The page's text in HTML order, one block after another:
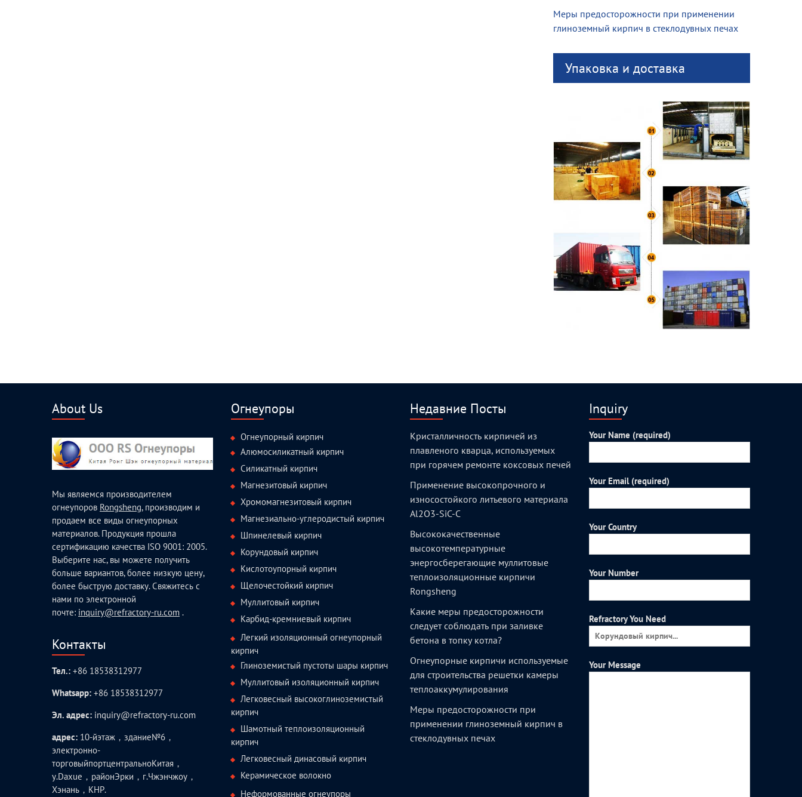
Меры предосторожности при применении
глиноземный кирпич в стеклодувных печах
Упаковка и доставка
About Us
Мы являемся производителем
огнеупоров Rongsheng, производим и
продаем все виды огнеупорных
материалов. Продукция прошла
сертификацию качества ISO 9001: 2005.
Выберите нас, вы можете получить
больше вариантов, более низкую цену,
более быструю доставку. Свяжитесь с
нами по электронной
почте: inquiry@refractory-ru.com .
Контакты
Тел.: +86 18538312977
Whatsapp: +86 18538312977
Эл. адрес: inquiry@refractory-ru.com
адрес: 10-йэтаж，здание№6，
электронно-
торговыйпортцентральноКитая，
у.Daxue，районЭрки，г.Чжэнчжоу，
Хэнань，КНР.
Огнеупоры
Огнеупорный кирпич
Алюмосиликатный кирпич
Силикатный кирпич
Магнезитовый кирпич
Хромомагнезитовый кирпич
Магнезиально-углеродистый кирпич
Шпинелевый кирпич
Корундовый кирпич
Кислотоупорный кирпич
Щелочестойкий кирпич
Муллитовый кирпич
Карбид-кремниевый кирпич
Легкий изоляционный огнеупорный
кирпич
Глиноземистый пустоты шары кирпич
Муллитовый изоляционный кирпич
Легковесный высокоглиноземистый
кирпич
Шамотный теплоизоляционный
кирпич
Легковесный динасовый кирпич
Керамическое волокно
Неформованные огнеупоры
Недавние Посты
Кристалличность кирпичей из
плавленого кварца, используемых
при горячем ремонте коксовых печей
Применение высокопрочного и
износостойкого литьевого материала
Al2O3-SiC-C
Высококачественные
высокотемпературные
энергосберегающие муллитовые
теплоизоляционные кирпичи
Rongsheng
Какие меры предосторожности
следует соблюдать при заливке
бетона в топку котла?
Огнеупорные кирпичи используемые
для строительства решетки камеры
теплоаккумулирования
Меры предосторожности при
применении глиноземный кирпич в
стеклодувных печах
Inquiry
Your Name (required)
Your Email (required)
Your Country
Your Number
Refractory You Need
Your Message